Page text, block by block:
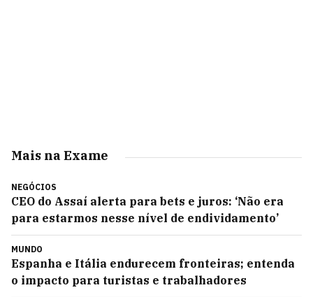
Mais na Exame
NEGÓCIOS
CEO do Assaí alerta para bets e juros: ‘Não era
para estarmos nesse nível de endividamento’
MUNDO
Espanha e Itália endurecem fronteiras; entenda
o impacto para turistas e trabalhadores